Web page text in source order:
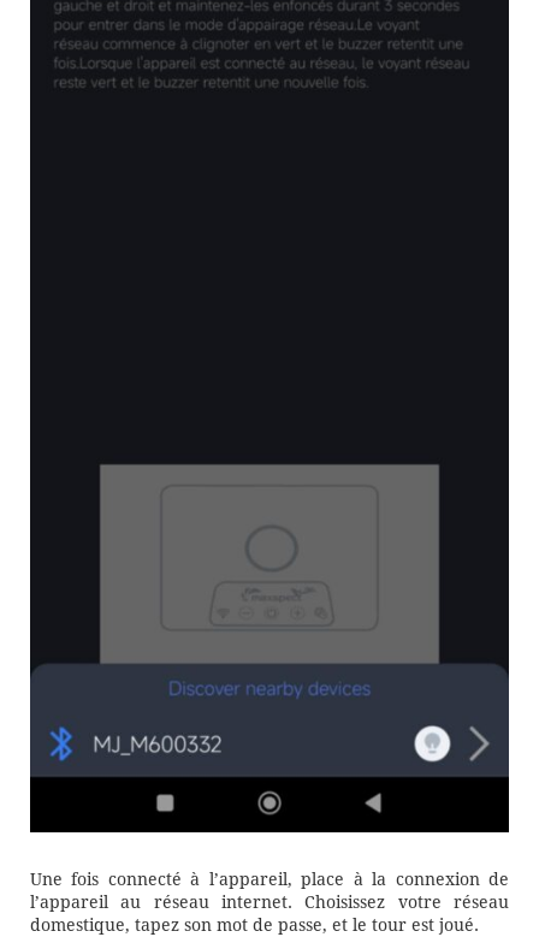
Une fois connecté à l’appareil, place à la connexion de
l’appareil au réseau internet. Choisissez votre réseau
domestique, tapez son mot de passe, et le tour est joué.